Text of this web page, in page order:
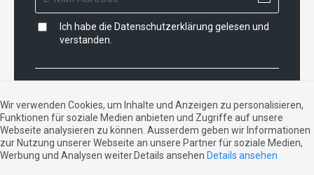
Ich habe die Datenschutzerklärung gelesen und
verstanden.
DE FR IT
Wir verwenden Cookies, um Inhalte und Anzeigen zu personalisieren,
Funktionen für soziale Medien anbieten und Zugriffe auf unsere
Webseite analysieren zu können. Ausserdem geben wir Informationen
zur Nutzung unserer Webseite an unsere Partner für soziale Medien,
Werbung und Analysen weiter.Details ansehen Details ansehen